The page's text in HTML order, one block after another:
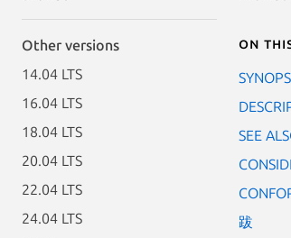
Other versions
14.04 LTS
16.04 LTS
18.04 LTS
20.04 LTS
22.04 LTS
24.04 LTS
On
SEE
跋